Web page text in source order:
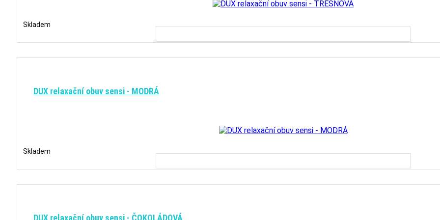
Skladem
DUX relaxační obuv sensi - MODRÁ
Skladem
DUX relaxační obuv sensi - ČOKOLÁDOVÁ